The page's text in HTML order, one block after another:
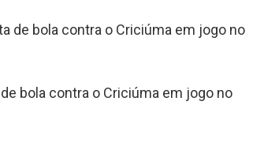
bola contra o Criciúma em jogo no